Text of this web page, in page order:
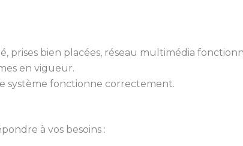
prises bien placées, réseau multimédia
en vigueur.
système fonctionne correctement.
à vos besoins :